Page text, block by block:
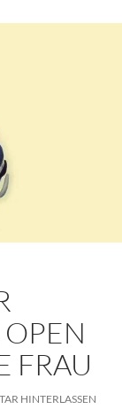
FRAU
HINTERLASSEN